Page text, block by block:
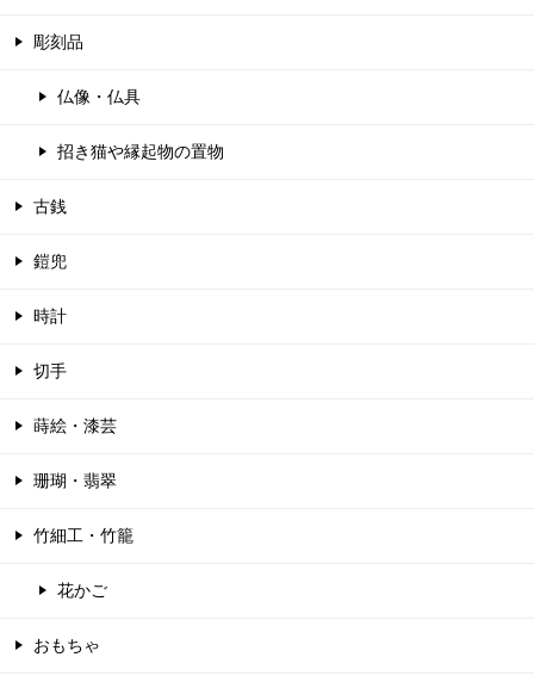
彫刻品
仏像・仏具
招き猫や縁起物の置物
古銭
鎧兜
時計
切手
蒔絵・漆芸
珊瑚・翡翠
竹細工・竹籠
花かご
おもちゃ